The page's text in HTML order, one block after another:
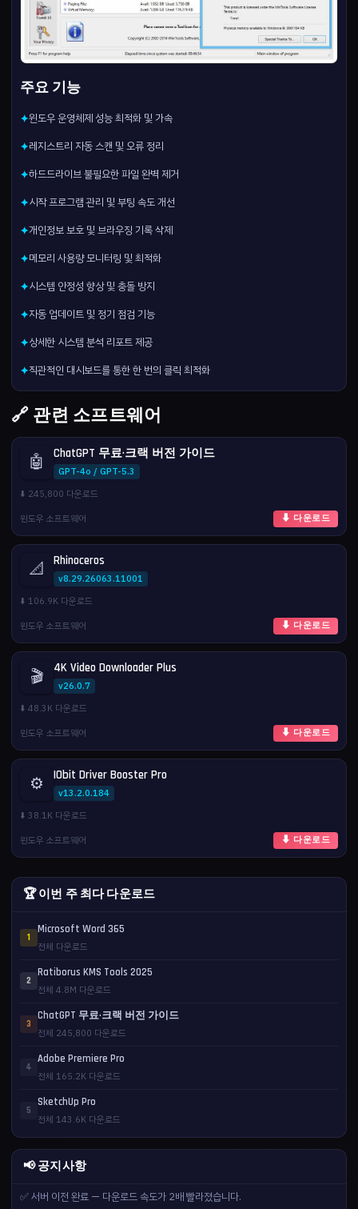
주요 기능
✦윈도우 운영체제 성능 최적화 및 가속
✦레지스트리 자동 스캔 및 오류 정리
✦하드드라이브 불필요한 파일 완벽 제거
✦시작 프로그램 관리 및 부팅 속도 개선
✦개인정보 보호 및 브라우징 기록 삭제
✦메모리 사용량 모니터링 및 최적화
✦시스템 안정성 향상 및 충돌 방지
✦자동 업데이트 및 정기 점검 기능
✦상세한 시스템 분석 리포트 제공
✦직관적인 대시보드를 통한 한 번의 클릭 최적화
🔗 관련 소프트웨어
🤖 ChatGPT 무료·크랙 버전 가이드
GPT-4o / GPT-5.3
⬇️ 245,800 다운로드
윈도우 소프트웨어
⬇ 다운로드
📐 Rhinoceros
v8.29.26063.11001
⬇️ 106.9K 다운로드
윈도우 소프트웨어
⬇ 다운로드
🎬 4K Video Downloader Plus
v26.0.7
⬇️ 48.3K 다운로드
윈도우 소프트웨어
⬇ 다운로드
⚙️ IObit Driver Booster Pro
v13.2.0.184
⬇️ 38.1K 다운로드
윈도우 소프트웨어
⬇ 다운로드
🏆 이번 주 최다 다운로드
1
Microsoft Word 365
전체 다운로드
2
Ratiborus KMS Tools 2025
전체 4.8M 다운로드
3
ChatGPT 무료·크랙 버전 가이드
전체 245,800 다운로드
4
Adobe Premiere Pro
전체 165.2K 다운로드
5
SketchUp Pro
전체 143.6K 다운로드
📢 공지사항
✅ 서버 이전 완료 — 다운로드 속도가 2배 빨라졌습니다.